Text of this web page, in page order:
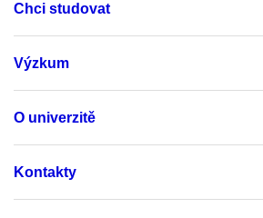
Chci studovat
Výzkum
O univerzitě
Kontakty